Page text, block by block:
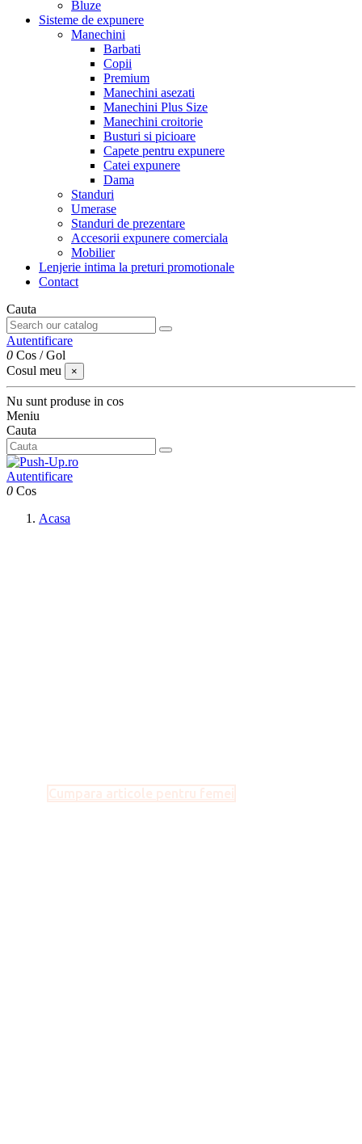
Bluze
Sisteme de expunere
Manechini
Barbati
Copii
Premium
Manechini asezati
Manechini Plus Size
Manechini croitorie
Busturi si picioare
Capete pentru expunere
Catei expunere
Dama
Standuri
Umerase
Standuri de prezentare
Accesorii expunere comerciala
Mobilier
Lenjerie intima la preturi promotionale
Contact
Cauta
Autentificare
0 Cos /Gol
Cosul meu
×
Nu sunt produse in cos
Meniu
Cauta
Autentificare
0 Cos
Acasa
Cumpara articole pentru femei